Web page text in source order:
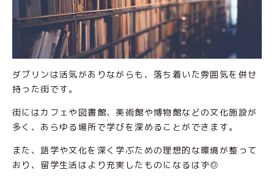
ダブリンは活気がありながらも、落ち着いた雰囲気を併せ
持った街です。
街にはカフェや図書館、美術館や博物館などの文化施設が
多く、あらゆる場所で学びを深めることができます。
また、語学や文化を深く学ぶための理想的な環境が整って
おり、留学生活はより充実したものになるはず◎